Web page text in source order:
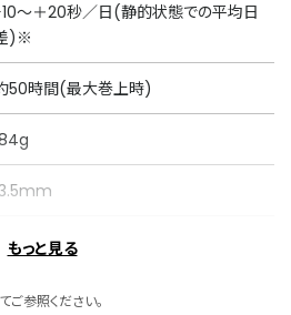
～＋20秒／日(静的状態での平均日
)※
50時間(最大巻上時)
横 41.0mm
ステンレス
もっと見る
ご参照ください。